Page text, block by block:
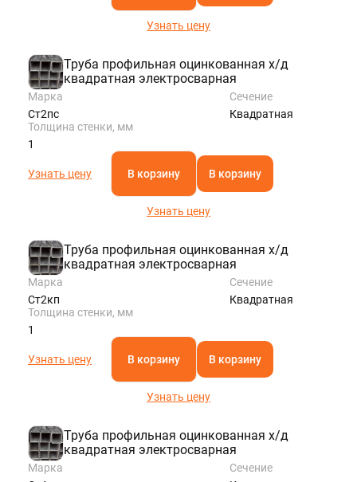
Узнать цену
Труба профильная оцинкованная х/д
квадратная электросварная
Марка
Ст2пс
Сечение
Квадратная
Толщина стенки, мм
1
Узнать цену В корзину В корзину
Узнать цену
Труба профильная оцинкованная х/д
квадратная электросварная
Марка
Ст2кп
Сечение
Квадратная
Толщина стенки, мм
1
Узнать цену В корзину В корзину
Узнать цену
Труба профильная оцинкованная х/д
квадратная электросварная
Марка
Сечение